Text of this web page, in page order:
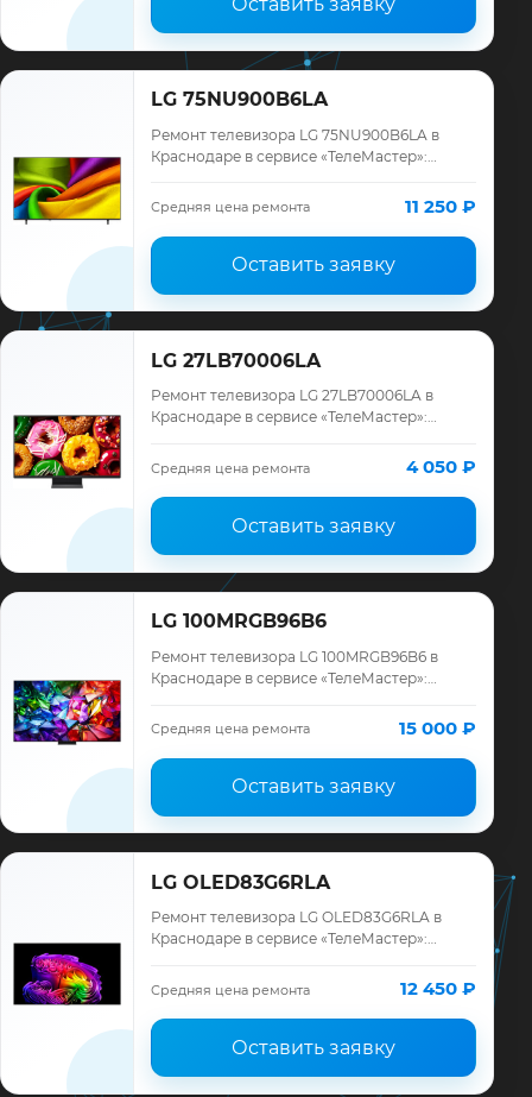
LG 75NU900B6LA
Ремонт телевизора LG 75NU900B6LA в
Краснодаре в сервисе «ТелеМастер»:
запчасти и гарантия до 12 месяцев.
Средняя цена ремонта 11 250 ₽
Оставить заявку
LG 27LB70006LA
Ремонт телевизора LG 27LB70006LA в
Краснодаре в сервисе «ТелеМастер»:
запчасти и гарантия до 12 месяцев.
Средняя цена ремонта 4 050 ₽
Оставить заявку
LG 100MRGB96B6
Ремонт телевизора LG 100MRGB96B6 в
Краснодаре в сервисе «ТелеМастер»:
запчасти и гарантия до 12 месяцев.
Средняя цена ремонта 15 000 ₽
Оставить заявку
LG OLED83G6RLA
Ремонт телевизора LG OLED83G6RLA в
Краснодаре в сервисе «ТелеМастер»:
запчасти и гарантия до 12 месяцев.
Средняя цена ремонта 12 450 ₽
Оставить заявку